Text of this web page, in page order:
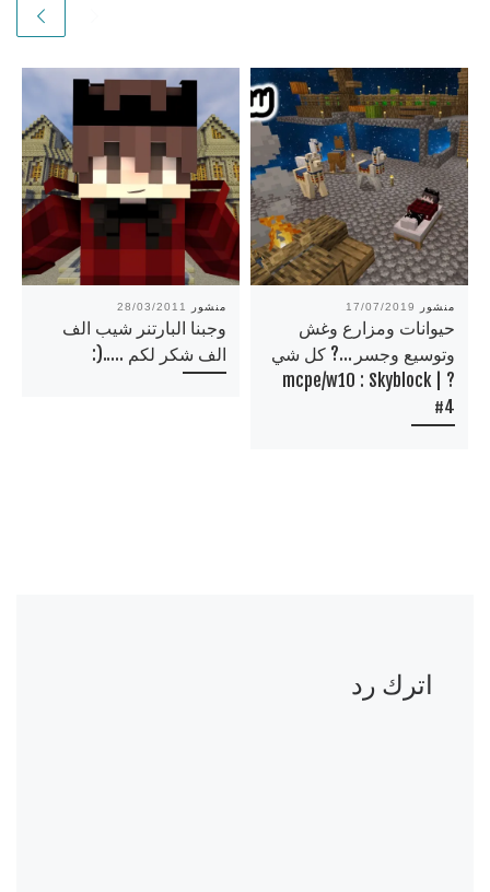
منشور 28/03/2011
وجبنا البارتنر شيب الف
الف شكر لكم …..(:
منشور 17/07/2019
حيوانات ومزارع وغش
وتوسيع وجسر …? كل شي
? | mcpe/w10 : Skyblock
#4
اترك رد